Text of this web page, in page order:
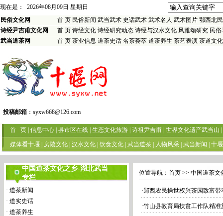
现在是：
2026年08月09日 星期日
民俗文化网
首 页 民俗新闻 武当武术 史话武术 武术名人 武术图片 鄂西北
诗经尹吉甫文化网
首 页 诗经文化 诗经研究动态 诗经与汉水文化 风雅颂研究 民
武当道茶网
首 页 茶业信息 道茶史话 名茶荟萃 道茶养生 茶艺表演 茶道文化
投稿邮箱 ： syxw668@126.com
首 页 信息中心 县市区在线 生态文化旅游 诗祖尹吉甫 世界文化遗产武当山
媒体看十堰 房陵文化 汉水文化 饮食文化 武当道茶 人物风采 武当新闻 十
中国道茶文化之乡-湖北武当
专栏
· 道茶新闻
· 道实史话
· 道茶养生
位置导航： 首页 >> 中国道茶文
·郧西农民操世权兴茶园致富带
·竹山县教育局扶贫工作队精准